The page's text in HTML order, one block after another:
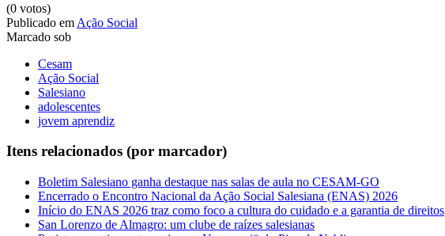
(0 votos)
Publicado em Ação Social
Marcado sob
Cesam
Ação Social
Salesiano
adolescentes
jovem aprendiz
Itens relacionados (por marcador)
Boletim Salesiano ganha destaque nas salas de aula no CESAM-GO
Encerrado o Encontro Nacional da Ação Social Salesiana (ENAS) 2026
Início do ENAS 2026 traz como foco a cultura do cuidado e a garantia de direitos
San Lorenzo de Almagro: um clube de raízes salesianas